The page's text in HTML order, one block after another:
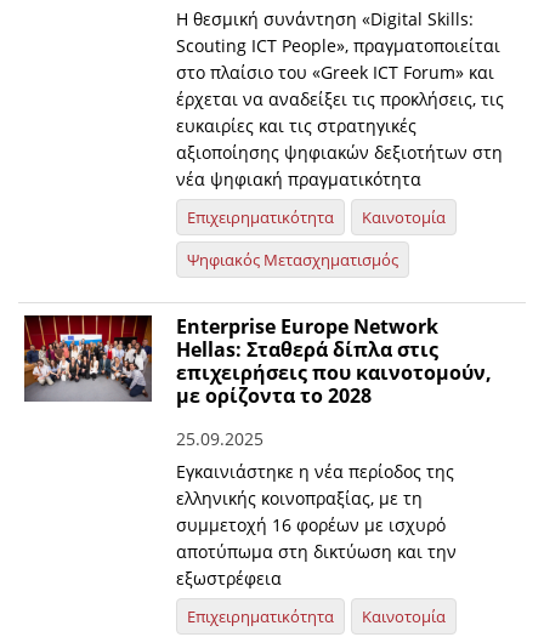
Η θεσμική συνάντηση «Digital Skills:
Scouting ICT People», πραγματοποιείται
στο πλαίσιο του «Greek ICT Forum» και
έρχεται να αναδείξει τις προκλήσεις, τις
ευκαιρίες και τις στρατηγικές
αξιοποίησης ψηφιακών δεξιοτήτων στη
νέα ψηφιακή πραγματικότητα
Επιχειρηματικότητα
Καινοτομία
Ψηφιακός Μετασχηματισμός
Enterprise Europe Network
Hellas: Σταθερά δίπλα στις
επιχειρήσεις που καινοτομούν,
με ορίζοντα το 2028
25.09.2025
Εγκαινιάστηκε η νέα περίοδος της
ελληνικής κοινοπραξίας, με τη
συμμετοχή 16 φορέων με ισχυρό
αποτύπωμα στη δικτύωση και την
εξωστρέφεια
Επιχειρηματικότητα
Καινοτομία